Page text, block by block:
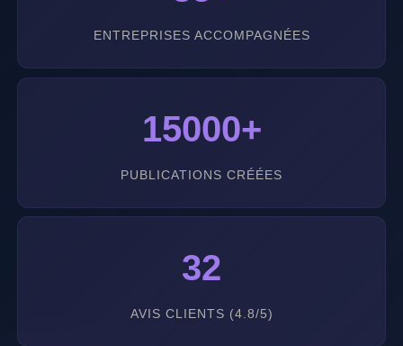
ENTREPRISES ACCOMPAGNÉES
15000+
PUBLICATIONS CRÉÉES
32
AVIS CLIENTS (4.8/5)